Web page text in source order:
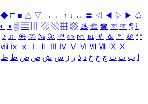
◆ □ ■ △ ▽ → ← ↑ ↓ ↔ 〓 ◁ ◀ ▷ ▶ ♤
◐ ◑ ▒ ▤ ▨ ▧ ▦ ▩ ♨ ☏ ☎ ☜ ☞ ¶ †
♪ ♬ ㉿ ㈜ № ㏇ ™ ㏂ ㏘ ℡ ＃ ＆ ＊ ＠ ª º
ⅷ ⅸ ⅹ Ⅳ Ⅴ Ⅵ Ⅶ Ⅷ Ⅸ Ⅹ
ب ت ث ج ح خ د ذ ر ز س ش ص ض ط ظ